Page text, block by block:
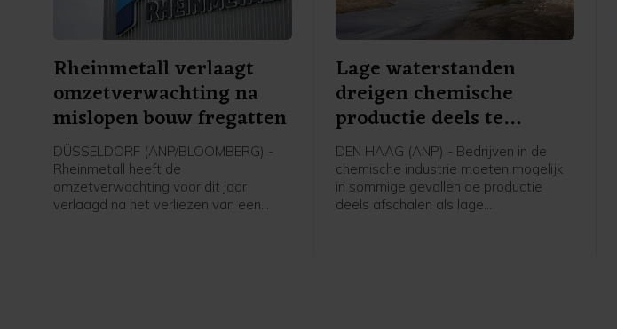
Rheinmetall verlaagt
omzetverwachting na
mislopen bouw fregatten
DÜSSELDORF (ANP/BLOOMBERG) -
Rheinmetall heeft de
omzetverwachting voor dit jaar
verlaagd na het verliezen van een
Lage waterstanden
dreigen chemische
productie deels te
beperken
DEN HAAG (ANP) - Bedrijven in de
chemische industrie moeten mogelijk
in sommige gevallen de productie
deels afschalen als lage